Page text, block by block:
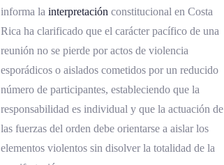
informa la interpretación constitucional en Costa
Rica ha clarificado que el carácter pacífico de una
reunión no se pierde por actos de violencia
esporádicos o aislados cometidos por un reducido
número de participantes, estableciendo que la
responsabilidad es individual y que la actuación de
las fuerzas del orden debe orientarse a aislar los
elementos violentos sin disolver la totalidad de la